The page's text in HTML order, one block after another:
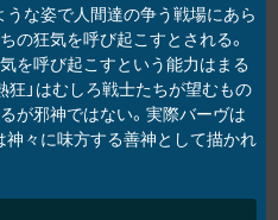
な姿で人間達の争う戦場にあら
の狂気を呼び起こすとされる。
を呼び起こすという能力はまる
狂」はむしろ戦士たちが望むもの
が邪神ではない。実際バーヴは
々に味方する善神として描かれ